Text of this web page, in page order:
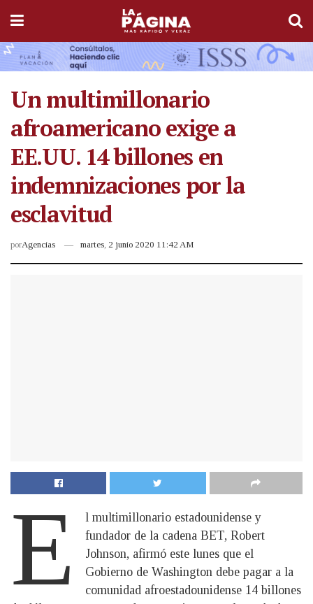
Un multimillonario
afroamericano exige a
EE.UU. 14 billones en
indemnizaciones por la
esclavitud
porAgencias martes, 2 junio 2020 11:42 AM
E
l multimillonario estadounidense y
fundador de la cadena BET, Robert
Johnson, afirmó este lunes que el
Gobierno de Washington debe pagar a la
comunidad afroestadounidense 14 billones